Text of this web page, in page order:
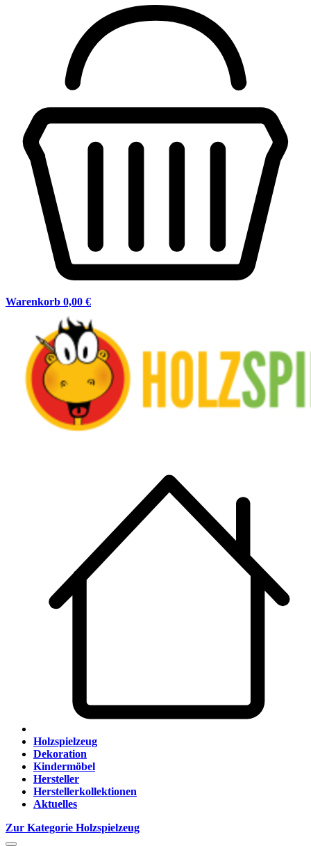
Warenkorb 0,00 €
Holzspielzeug
Dekoration
Kindermöbel
Hersteller
Herstellerkollektionen
Aktuelles
Zur Kategorie Holzspielzeug